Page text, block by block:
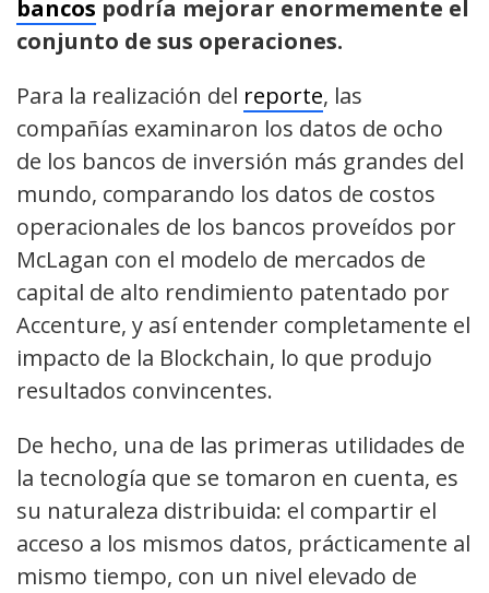
bancos podría mejorar enormemente el
conjunto de sus operaciones.
Para la realización del reporte, las
compañías examinaron los datos de ocho
de los bancos de inversión más grandes del
mundo, comparando los datos de costos
operacionales de los bancos proveídos por
McLagan con el modelo de mercados de
capital de alto rendimiento patentado por
Accenture, y así entender completamente el
impacto de la Blockchain, lo que produjo
resultados convincentes.
De hecho, una de las primeras utilidades de
la tecnología que se tomaron en cuenta, es
su naturaleza distribuida: el compartir el
acceso a los mismos datos, prácticamente al
mismo tiempo, con un nivel elevado de